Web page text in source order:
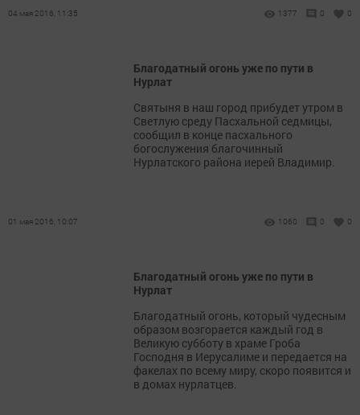
04 мая 2016, 11:35 1377 0 0
Благодатный огонь уже по пути в
Нурлат
Святыня в наш город прибудет утром в
Светлую среду Пасхальной седмицы,
сообщил в конце пасхального
богослужения благочинный
Нурлатского района иерей Владимир.
01 мая 2016, 10:07 1060 0 0
Благодатный огонь уже по пути в
Нурлат
Благодатный огонь, который чудесным
образом возгорается каждый год в
Великую субботу в храме Гроба
Господня в Иерусалиме и передается на
факелах по всему миру, скоро появится и
в домах нурлатцев.